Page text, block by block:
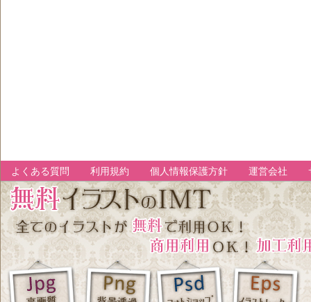
よくある質問 利用規約 個人情報保護方針 運営会社